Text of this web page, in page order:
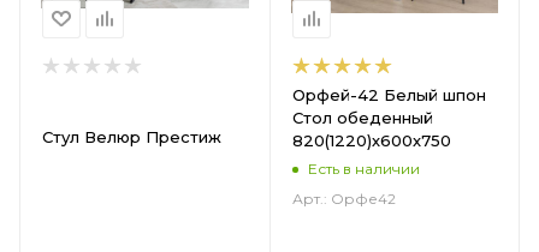
Стул Велюр Престиж
Орфей-42 Белый шпон
Стол обеденный
820(1220)х600х750
Есть в наличии
Арт.: Орфе42